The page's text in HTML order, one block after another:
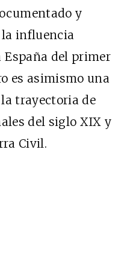
y
la influencia
España del primer
es asimismo una
trayectoria de
del siglo XIX y
Civil.